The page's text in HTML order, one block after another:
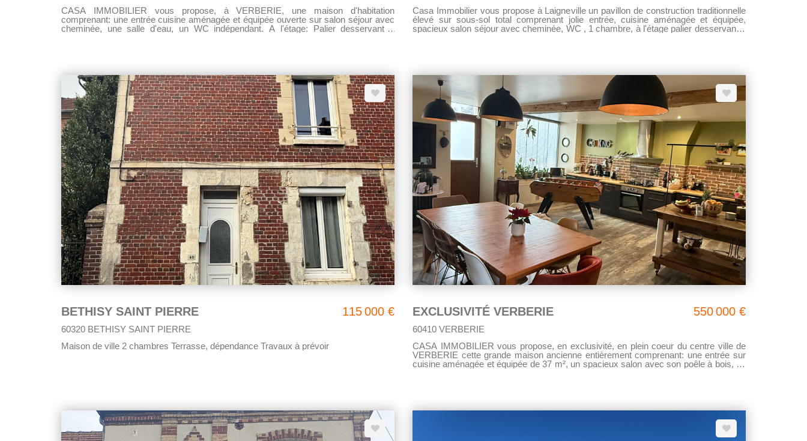
CASA IMMOBILIER vous propose, à VERBERIE, une maison d'habitation
comprenant: une entrée cuisine aménagée et équipée ouverte sur salon séjour avec
cheminée, une salle d'eau, un WC indépendant. A l'étage: Palier desservant 3
Casa Immobilier vous propose à Laigneville un pavillon de construction traditionnelle
élevé sur sous-sol total comprenant jolie entrée, cuisine aménagée et équipée,
spacieux salon séjour avec cheminée, WC , 1 chambre, à l'étage palier desservant 2
BETHISY SAINT PIERRE 115 000 €
60320 BETHISY SAINT PIERRE
Maison de ville 2 chambres Terrasse, dépendance Travaux à prévoir
EXCLUSIVITÉ VERBERIE 550 000 €
60410 VERBERIE
CASA IMMOBILIER vous propose, en exclusivité, en plein coeur du centre ville de
VERBERIE cette grande maison ancienne entièrement comprenant: une entrée sur
cuisine aménagée et équipée de 37 m², un spacieux salon avec son poêle à bois, un
prévoir.